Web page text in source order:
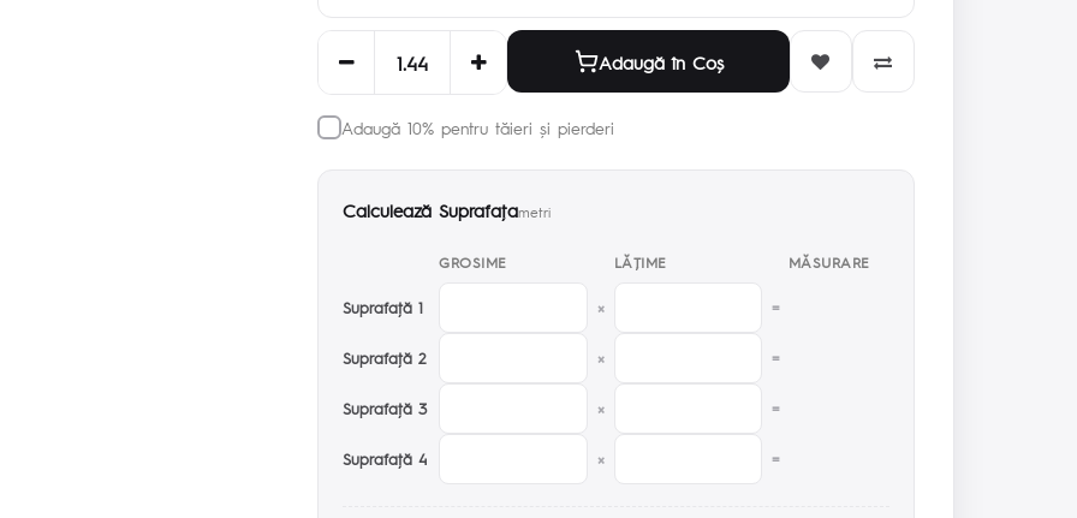
Adaugă în Coş
Adaugă 10% pentru tăieri și pierderi
Calculează Suprafaţametri
GROSIME LĂŢIME MĂSURARE
Suprafaţă 1 × =
Suprafaţă 2 × =
Suprafaţă 3 × =
Suprafaţă 4 × =